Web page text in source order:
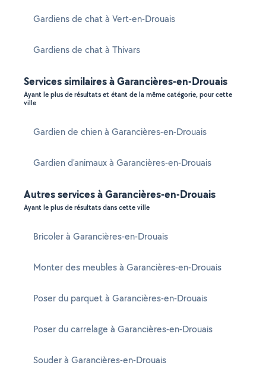
Gardiens de chat à Vert-en-Drouais
Gardiens de chat à Thivars
Services similaires à Garancières-en-Drouais
Ayant le plus de résultats et étant de la même catégorie, pour cette
ville
Gardien de chien à Garancières-en-Drouais
Gardien d'animaux à Garancières-en-Drouais
Autres services à Garancières-en-Drouais
Ayant le plus de résultats dans cette ville
Bricoler à Garancières-en-Drouais
Monter des meubles à Garancières-en-Drouais
Poser du parquet à Garancières-en-Drouais
Poser du carrelage à Garancières-en-Drouais
Souder à Garancières-en-Drouais